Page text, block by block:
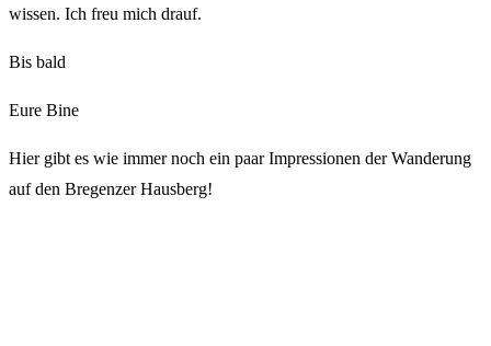
wissen. Ich freu mich drauf.
Bis bald
Eure Bine
Hier gibt es wie immer noch ein paar Impressionen der Wanderung
auf den Bregenzer Hausberg!